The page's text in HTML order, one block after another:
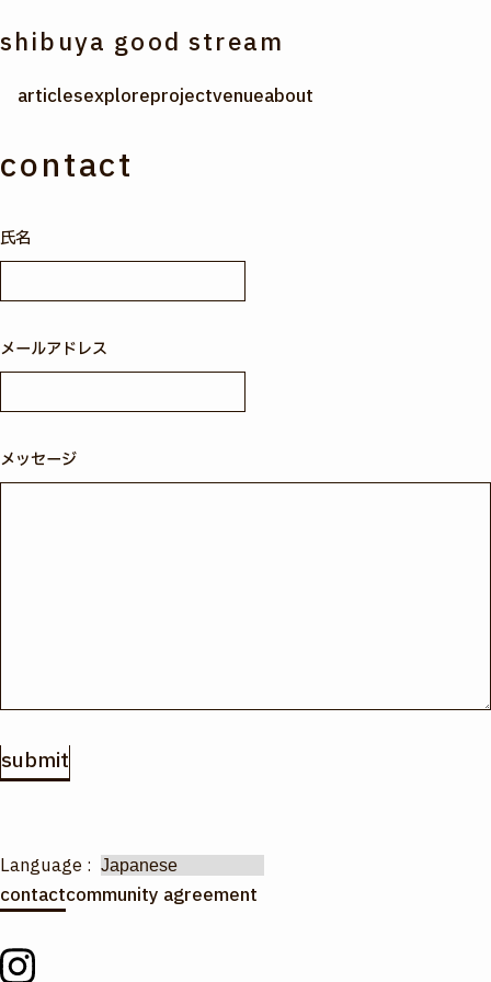
shibuya good stream
articlesexploreprojectvenueabout
contact
氏名
メールアドレス
メッセージ
contactcommunity agreement
Language :